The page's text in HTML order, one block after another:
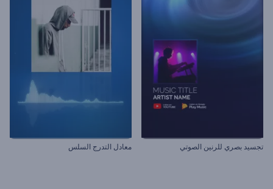
تجسيد بصري للرنين الصوتي معادل التدرج السلس